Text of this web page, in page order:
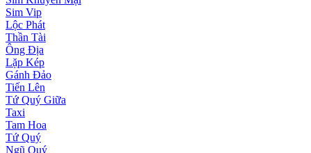
Sim Vip
Lộc Phát
Thần Tài
Ông Địa
Lặp Kép
Gánh Đảo
Tiến Lên
Tứ Quý Giữa
Taxi
Tam Hoa
Tứ Quý
Ngũ Quý